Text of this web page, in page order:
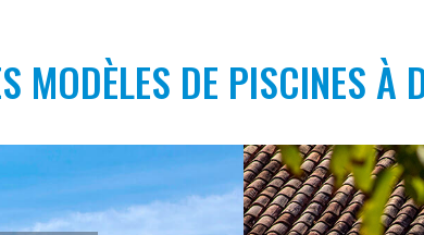
MODÈLES DE PISCINES À